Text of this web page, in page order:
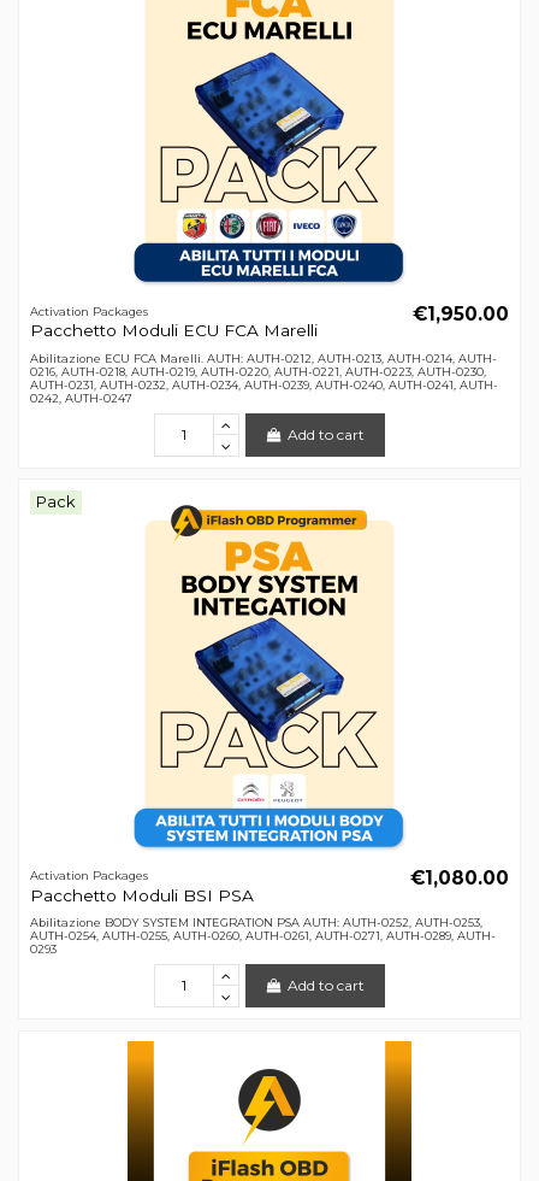
Activation Packages
Pacchetto Moduli ECU FCA Marelli
€1,950.00
Abilitazione ECU FCA Marelli. AUTH: AUTH-0212, AUTH-0213, AUTH-0214, AUTH-
0216, AUTH-0218, AUTH-0219, AUTH-0220, AUTH-0221, AUTH-0223, AUTH-0230,
AUTH-0231, AUTH-0232, AUTH-0234, AUTH-0239, AUTH-0240, AUTH-0241, AUTH-
0242, AUTH-0247
Add to cart
Pack
Activation Packages
Pacchetto Moduli BSI PSA
€1,080.00
Abilitazione BODY SYSTEM INTEGRATION PSA AUTH: AUTH-0252, AUTH-0253,
AUTH-0254, AUTH-0255, AUTH-0260, AUTH-0261, AUTH-0271, AUTH-0289, AUTH-
0293
Add to cart